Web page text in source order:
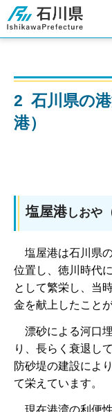
石川県
2 石川県の
港）
塩屋港しおや
塩屋港は石川県
位置し、徳川時代
として繁栄し、当
金を献上したこと
漂砂による河口
り、長らく衰退し
防砂堤の建設によ
て栄えています。
現在港湾の利便